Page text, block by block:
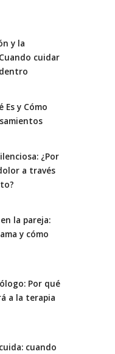
y la
cuidar
Es y Cómo
¿Por
a través
la pareja:
y cómo
Por qué
a la terapia
cuando